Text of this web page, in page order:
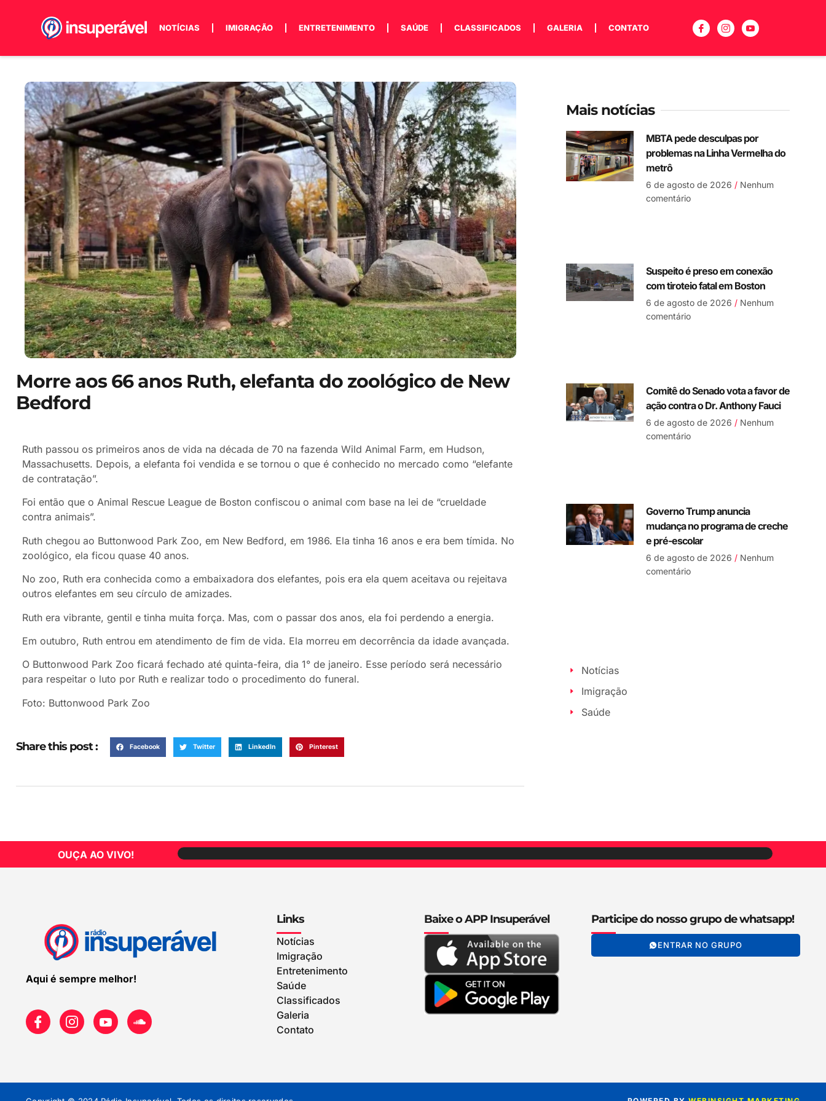
NOTÍCIAS IMIGRAÇÃO ENTRETENIMENTO SAÚDE CLASSIFICADOS GALERIA CONTATO
Morre aos 66 anos Ruth, elefanta do zoológico de New
Bedford
Ruth passou os primeiros anos de vida na década de 70 na fazenda Wild Animal Farm, em Hudson,
Massachusetts. Depois, a elefanta foi vendida e se tornou o que é conhecido no mercado como “elefante
de contratação”.
Foi então que o Animal Rescue League de Boston confiscou o animal com base na lei de “crueldade
contra animais”.
Ruth chegou ao Buttonwood Park Zoo, em New Bedford, em 1986. Ela tinha 16 anos e era bem tímida. No
zoológico, ela ficou quase 40 anos.
No zoo, Ruth era conhecida como a embaixadora dos elefantes, pois era ela quem aceitava ou rejeitava
outros elefantes em seu círculo de amizades.
Ruth era vibrante, gentil e tinha muita força. Mas, com o passar dos anos, ela foi perdendo a energia.
Em outubro, Ruth entrou em atendimento de fim de vida. Ela morreu em decorrência da idade avançada.
O Buttonwood Park Zoo ficará fechado até quinta-feira, dia 1° de janeiro. Esse período será necessário
para respeitar o luto por Ruth e realizar todo o procedimento do funeral.
Foto: Buttonwood Park Zoo
Share this post : Facebook Twitter LinkedIn Pinterest
Mais notícias
MBTA pede desculpas por
problemas na Linha Vermelha do
metrô
6 de agosto de 2026 Nenhum
comentário
Suspeito é preso em conexão
com tiroteio fatal em Boston
6 de agosto de 2026 Nenhum
comentário
Comitê do Senado vota a favor de
ação contra o Dr. Anthony Fauci
6 de agosto de 2026 Nenhum
comentário
Governo Trump anuncia
mudança no programa de creche
e pré-escolar
6 de agosto de 2026 Nenhum
comentário
Notícias
Imigração
Saúde
OUÇA AO VIVO!
Aqui é sempre melhor!
Links
Notícias
Imigração
Entretenimento
Saúde
Classificados
Galeria
Contato
Baixe o APP Insuperável Participe do nosso grupo de whatsapp!
ENTRAR NO GRUPO